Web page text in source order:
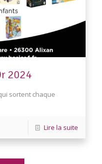
2024
sortent chaque
Lire la suite